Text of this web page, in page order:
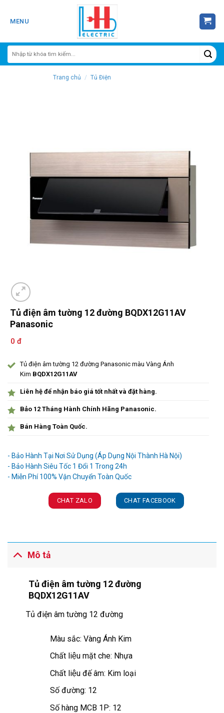
MENU
Trang chủ / Tủ Điện
Tủ điện âm tường 12 đường BQDX12G11AV
Panasonic
0 đ
Tủ điện âm tường 12 đường Panasonic màu Vàng Ánh
Kim BQDX12G11AV
Liên hệ để nhận báo giá tốt nhất và đặt hàng.
Bảo 12 Tháng Hành Chính Hãng Panasonic.
Bán Hàng Toàn Quốc.
- Bảo Hành Tại Nơi Sử Dụng (Áp Dụng Nội Thành Hà Nội)
- Bảo Hành Siêu Tốc 1 Đổi 1 Trong 24h
CHAT ZALO CHAT FACEBOOK
Mô tả
Tủ điện âm tường 12 đường
BQDX12G11AV
Tủ điện âm tường 12 đường
Màu sắc: Vàng Ánh Kim
Chất liệu mặt che: Nhựa
Chất liệu đế âm: Kim loại
Số đường: 12
Số hàng MCB 1P: 12